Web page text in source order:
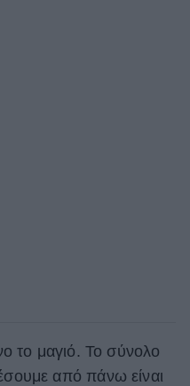
το μαγιό. Το σύνολο
από πάνω είναι